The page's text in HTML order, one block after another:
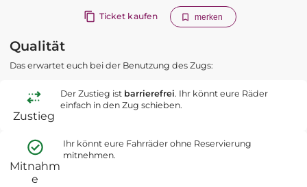
Ticket kaufen merken
Qualität
Das erwartet euch bei der Benutzung des Zugs:
Zustieg
Der Zustieg ist barrierefrei. Ihr könnt eure Räder
einfach in den Zug schieben.
Mitnahm
e
Ihr könnt eure Fahrräder ohne Reservierung
mitnehmen.